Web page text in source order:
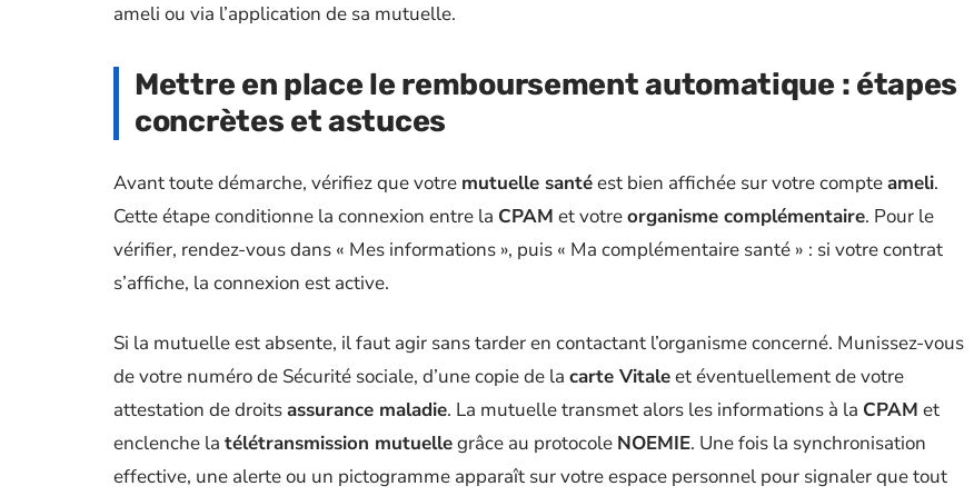
ameli ou via l’application de sa mutuelle.
Mettre en place le remboursement automatique : étapes
concrètes et astuces
Avant toute démarche, vérifiez que votre mutuelle santéest bien affichée sur votre compteameli.
Cette étape conditionne la connexion entre la CPAM et votreorganisme complémentaire. Pour le
vérifier, rendez-vous dans « Mes informations », puis « Ma complémentaire santé » : si votre contrat
s’affiche, la connexion est active.
Si la mutuelle est absente, il faut agir sans tarder en contactant l’organisme concerné. Munissez-vous
de votre numéro de Sécurité sociale, d’une copie de la carte Vitaleet éventuellement de votre
attestation de droitsassurance maladie. La mutuelle transmet alors les informations à la CPAM et
enclenche la télétransmission mutuellegrâce au protocole NOEMIE. Une fois la synchronisation
effective, une alerte ou un pictogramme apparaît sur votre espace personnel pour signaler que tout